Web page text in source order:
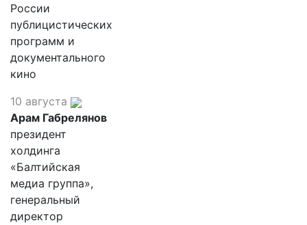
России
публицистических
программ и
документального
кино
10 августа
Арам Габрелянов
президент
холдинга
«Балтийская
медиа группа»,
генеральный
директор